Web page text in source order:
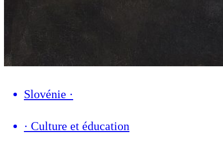
Slovénie ·
· Culture et éducation